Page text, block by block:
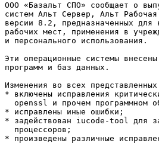
ООО «Базальт СПО» сообщает о
систем Альт Сервер, Альт
версии 8.2, предназначенных для
рабочих мест, применения в
и персонального использования.
Эти операционные системы
программ и баз данных.
Изменения во всех
* включены исправления
openssl и прочем программном
* исправлены иные ошибки;
* задействован iucode-tool для
  процессоров;
* произведены различные